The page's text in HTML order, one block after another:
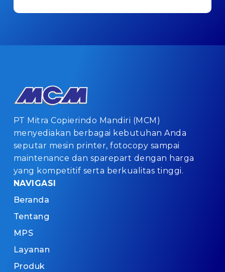
PT Mitra Copierindo Mandiri (MCM)
menyediakan berbagai kebutuhan Anda
seputar mesin printer, fotocopy sampai
maintenance dan sparepart dengan harga
yang kompetitif serta berkualitas tinggi.
NAVIGASI
Beranda
Tentang
MPS
Layanan
Produk